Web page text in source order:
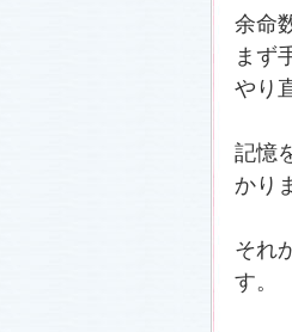
余命
まず
やり
記憶
かり
それ
す。